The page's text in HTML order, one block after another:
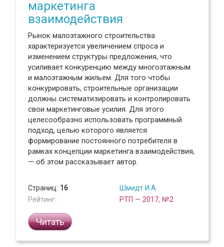
маркетинга
взаимодействия
Рынок малоэтажного строительства
характеризуется увеличением спроса и
изменением структуры предложения, что
усиливает конкуренцию между многоэтажным
и малоэтажным жильем. Для того чтобы
конкурировать, строительные организации
должны систематизировать и контролировать
свои маркетинговые усилия. Для этого
целесообразно использовать программный
подход, целью которого является
формирование постоянного потребителя в
рамках концепции маркетинга взаимодействия,
— об этом рассказывает автор.
Страниц: 16
Рейтинг:
Шмидт И.А.
РТП — 2017, №2
Читать